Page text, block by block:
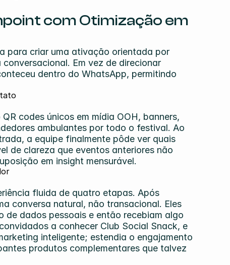
com Otimização em
para criar uma ativação orientada por
Em vez de direcionar
dentro do WhatsApp, permitindo
codes únicos em mídia OOH, banners,
ambulantes por todo o festival. Ao
a equipe finalmente pôde ver quais
de clareza que eventos anteriores não
em insight mensurável.
fluida de quatro etapas. Após
conversa natural, não transacional. Eles
de dados pessoais e então recebiam algo
a conhecer Club Social Snack, e
inteligente; estendia o engajamento
produtos complementares que talvez